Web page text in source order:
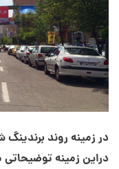
در زمینه روند
دراین زمینه